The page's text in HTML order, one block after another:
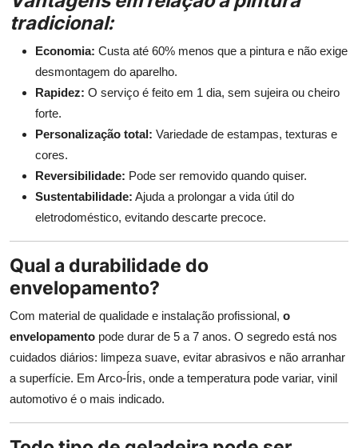
tradicional:
Economia: Custa até 60% menos que a pintura e não exige
desmontagem do aparelho.
Rapidez: O serviço é feito em 1 dia, sem sujeira ou cheiro
forte.
Personalização total: Variedade de estampas, texturas e
cores.
Reversibilidade: Pode ser removido quando quiser.
Sustentabilidade: Ajuda a prolongar a vida útil do
eletrodoméstico, evitando descarte precoce.
Qual a durabilidade do
envelopamento?
Com material de qualidade e instalação profissional, o
envelopamento pode durar de 5 a 7 anos. O segredo está nos
cuidados diários: limpeza suave, evitar abrasivos e não arranhar
a superfície. Em Arco-Íris, onde a temperatura pode variar, vinil
automotivo é o mais indicado.